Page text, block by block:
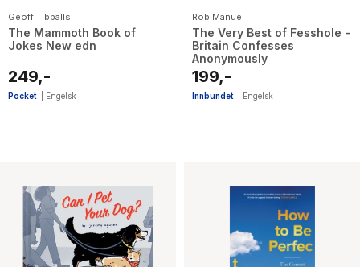
Geoff Tibballs
The Mammoth Book of
Jokes New edn
249,-
Pocket Engelsk
Rob Manuel
The Very Best of Fesshole -
Britain Confesses
Anonymously
199,-
Innbundet Engelsk